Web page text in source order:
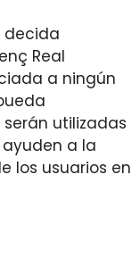
decida
Real
a ningún
utilizadas
a la
los usuarios en